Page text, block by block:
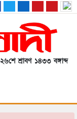
শ্রাবণ ১৪৩৩ বঙ্গাব্দ